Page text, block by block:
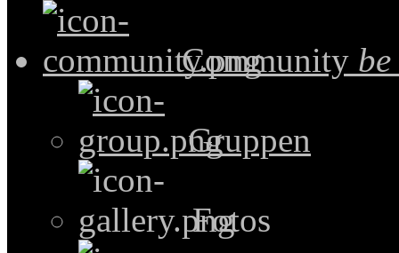
Community
Gruppen
Fotos